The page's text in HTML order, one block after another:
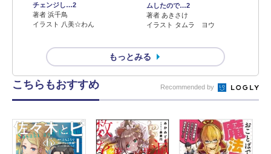
チェンジし…2
著者 浜千鳥
イラスト 八美☆わん
ムしたので…2
著者 あきさけ
イラスト タムラ ヨウ
もっとみる
こちらもおすすめ Recommended by